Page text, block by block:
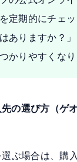
定期的にチェ
ありますか？
かりやすくなり
の選び方（ゲ
ぶ場合は、購